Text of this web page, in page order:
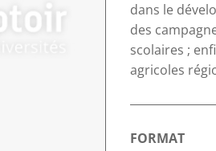
dans le
des
scolaires ;
agricoles
FORMAT